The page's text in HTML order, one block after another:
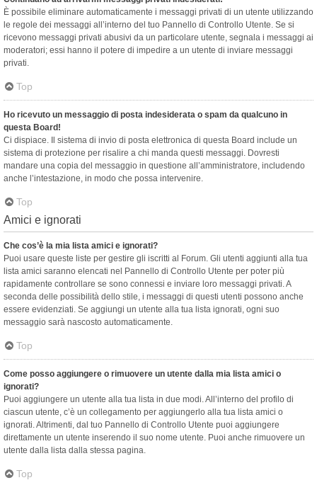
È possibile eliminare automaticamente i messaggi privati ​​di un utente utilizzando
le regole dei messaggi all’interno del tuo Pannello di Controllo Utente. Se si
ricevono messaggi privati ​​abusivi da un particolare utente, segnala i messaggi ai
moderatori; essi hanno il potere di impedire a un utente di inviare messaggi
privati​​.
Top
Ho ricevuto un messaggio di posta indesiderata o spam da qualcuno in
questa Board!
Ci dispiace. Il sistema di invio di posta elettronica di questa Board include un
sistema di protezione per risalire a chi manda questi messaggi. Dovresti
mandare una copia del messaggio in questione all’amministratore, includendo
anche l’intestazione, in modo che possa intervenire.
Top
Amici e ignorati
Che cos’è la mia lista amici e ignorati?
Puoi usare queste liste per gestire gli iscritti al Forum. Gli utenti aggiunti alla tua
lista amici saranno elencati nel Pannello di Controllo Utente per poter più
rapidamente controllare se sono connessi e inviare loro messaggi privati. A
seconda delle possibilità dello stile, i messaggi di questi utenti possono anche
essere evidenziati. Se aggiungi un utente alla tua lista ignorati, ogni suo
messaggio sarà nascosto automaticamente.
Top
Come posso aggiungere o rimuovere un utente dalla mia lista amici o
ignorati?
Puoi aggiungere un utente alla tua lista in due modi. All’interno del profilo di
ciascun utente, c’è un collegamento per aggiungerlo alla tua lista amici o
ignorati. Altrimenti, dal tuo Pannello di Controllo Utente puoi aggiungere
direttamente un utente inserendo il suo nome utente. Puoi anche rimuovere un
utente dalla lista dalla stessa pagina.
Top